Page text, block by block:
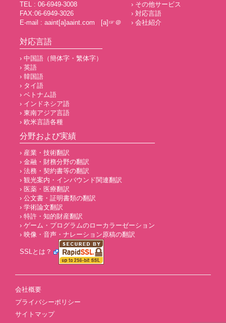
TEL : 06-6949-3008
FAX:06-6949-3026
E-mail : aaint[a]aaint.com [a]☞＠
› その他サービス
› 対応言語
› 会社紹介
対応言語
› 中国語（簡体字・繁体字）
› 英語
› 韓国語
› タイ語
› ベトナム語
› インドネシア語
› 東南アジア言語
› 欧米言語各種
分野および実績
› 産業・技術翻訳
› 金融・財務分野の翻訳
› 法務・契約書等の翻訳
› 観光案内・インバウンド関連翻訳
› 医薬・医療翻訳
› 公文書・証明書類の翻訳
› 学術論文翻訳
› 特許・知的財産翻訳
› ゲーム・プログラムのローカラーゼーション
› 映像・音声・ナレーション原稿の翻訳
SSLとは？
会社概要
プライバシーポリシー
サイトマップ